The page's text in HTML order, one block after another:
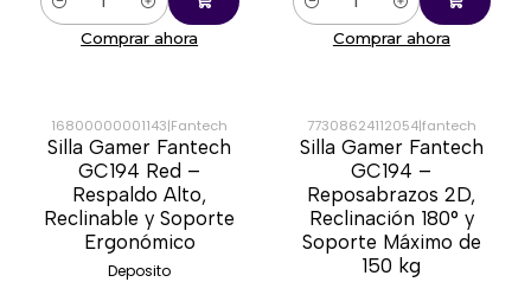
Cantidad
Comprar ahora
Cantidad
Comprar ahora
-43%
16800000001143|Fantech
Silla Gamer Fantech
GC194 Red –
Respaldo Alto,
Reclinable y Soporte
Ergonómico
Deposito
-43%
77308624112054|fantech
Silla Gamer Fantech
GC194 –
Reposabrazos 2D,
Reclinación 180° y
Soporte Máximo de
150 kg